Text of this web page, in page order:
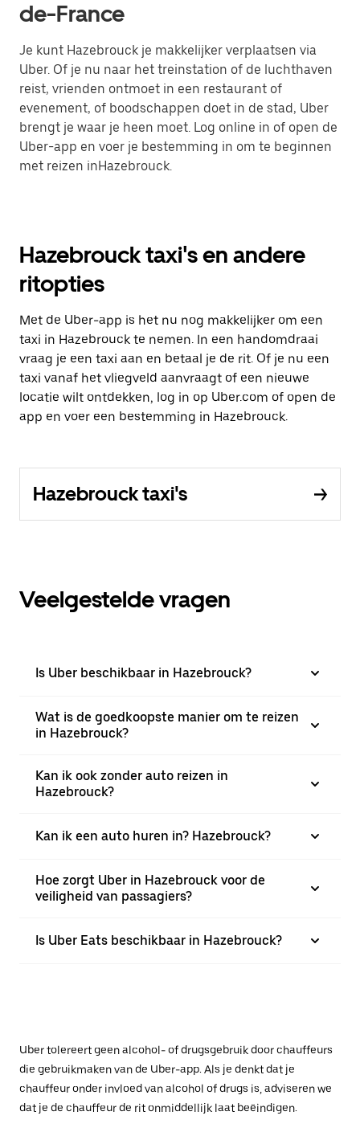
de-France
Je kunt Hazebrouck je makkelijker verplaatsen via
Uber. Of je nu naar het treinstation of de luchthaven
reist, vrienden ontmoet in een restaurant of
evenement, of boodschappen doet in de stad, Uber
brengt je waar je heen moet. Log online in of open de
Uber-app en voer je bestemming in om te beginnen
met reizen inHazebrouck.
Hazebrouck taxi's en andere
ritopties
Met de Uber-app is het nu nog makkelijker om een
taxi in Hazebrouck te nemen. In een handomdraai
vraag je een taxi aan en betaal je de rit. Of je nu een
taxi vanaf het vliegveld aanvraagt of een nieuwe
locatie wilt ontdekken, log in op Uber.com of open de
app en voer een bestemming in Hazebrouck.
Hazebrouck taxi's
Veelgestelde vragen
Is Uber beschikbaar in Hazebrouck?
Wat is de goedkoopste manier om te reizen
in Hazebrouck?
Kan ik ook zonder auto reizen in
Hazebrouck?
Kan ik een auto huren in? Hazebrouck?
Hoe zorgt Uber in Hazebrouck voor de
veiligheid van passagiers?
Is Uber Eats beschikbaar in Hazebrouck?
Uber tolereert geen alcohol- of drugsgebruik door chauffeurs
die gebruikmaken van de Uber-app. Als je denkt dat je
chauffeur onder invloed van alcohol of drugs is, adviseren we
dat je de chauffeur de rit onmiddellijk laat beëindigen.